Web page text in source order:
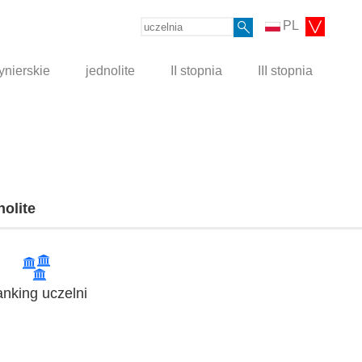
PL
jednolite II stopnia III stopnia
uczelni